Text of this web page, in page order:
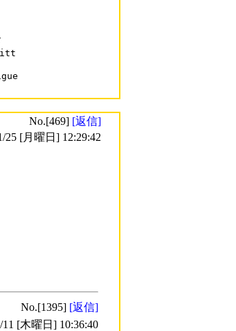
No.[469] [返信]
25 [月曜日] 12:29:42
No.[1395] [返信]
[木曜日] 10:36:40